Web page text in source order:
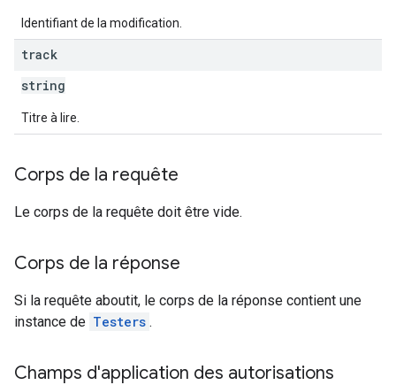
Identifiant de la modification.
track
string
Titre à lire.
Corps de la requête
Le corps de la requête doit être vide.
Corps de la réponse
Si la requête aboutit, le corps de la réponse contient une
instance de Testers .
Champs d'application des autorisations